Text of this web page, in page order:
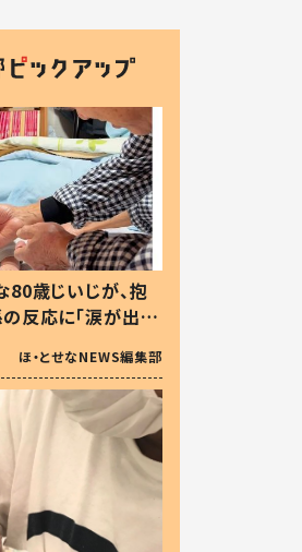
80歳じいじが、抱
反応に「涙が出ま
ない」
ほ・とせなNEWS編集部